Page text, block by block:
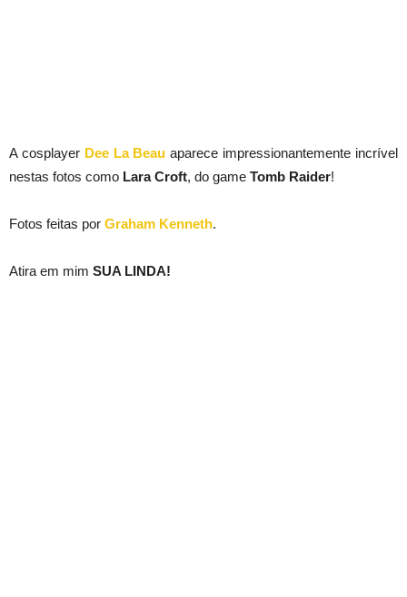
A cosplayer Dee La Beau aparece impressionantemente incrível
nestas fotos como Lara Croft, do game Tomb Raider!
Fotos feitas por Graham Kenneth.
Atira em mim SUA LINDA!